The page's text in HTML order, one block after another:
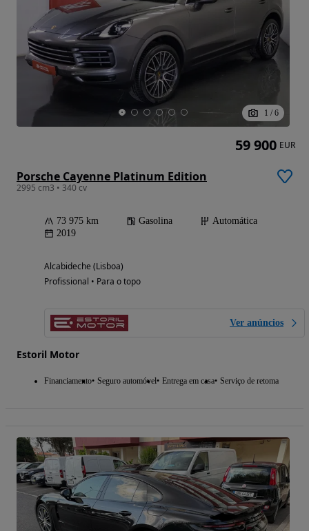
1 / 6
Porsche Cayenne Platinum Edition
2995 cm3 • 340 cv
73 975 km Gasolina
Automática
2019
Alcabideche (Lisboa)
Profissional • Para o topo
Ver anúncios
Estoril Motor
Financiamento Seguro automóvel Entrega em casa Serviço de retoma
59 900 EUR